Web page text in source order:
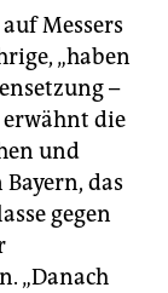
Messers
„haben
–
die
und
das
gegen
„Danach